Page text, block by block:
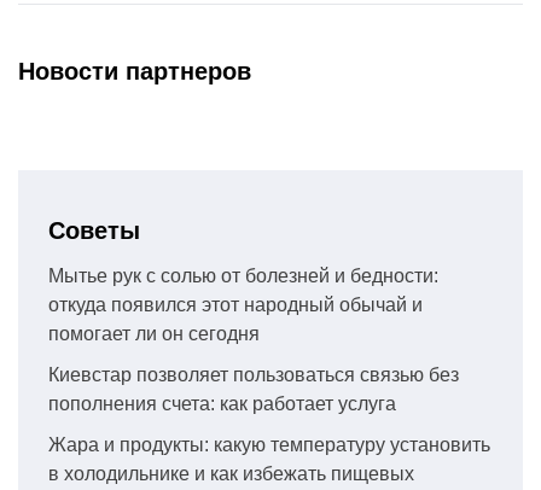
Новости партнеров
Советы
Мытье рук с солью от болезней и бедности:
откуда появился этот народный обычай и
помогает ли он сегодня
Киевстар позволяет пользоваться связью без
пополнения счета: как работает услуга
Жара и продукты: какую температуру установить
в холодильнике и как избежать пищевых